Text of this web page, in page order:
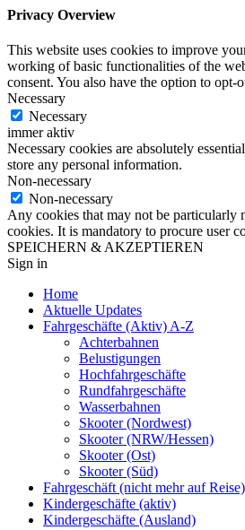
Privacy Overview
This website uses cookies to improve
working of basic functionalities of the
consent. You also have the option to
Necessary
Necessary
immer aktiv
Necessary cookies are absolutely
store any personal information.
Non-necessary
Non-necessary
Any cookies that may not be particularly
cookies. It is mandatory to procure user
SPEICHERN & AKZEPTIEREN
Sign in
Home
Aktuelle Updates
Fahrgeschäfte (Aktiv) A-Z
Achterbahnen
Belustigungen
Hochfahrgeschäfte
Rundfahrgeschäfte
Wasserbahnen
Skooter (Nordwest)
Skooter (NRW/Hessen)
Skooter (Ost)
Skooter (Süd)
Fahrgeschäft (nicht mehr auf
Kindergeschäfte (aktiv)
Kindergeschäfte (Ausland)